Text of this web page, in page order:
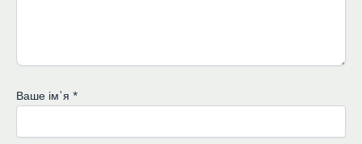
Ваше імʼя *